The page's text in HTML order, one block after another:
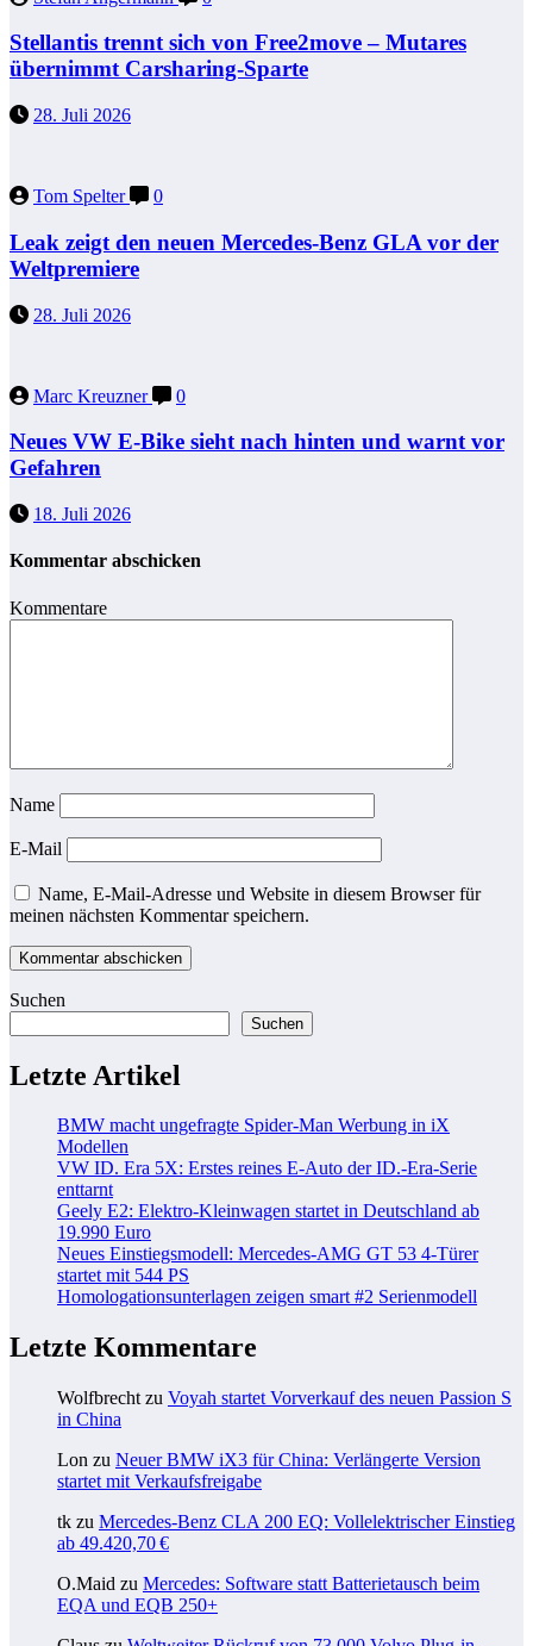
Stellantis trennt sich von Free2move – Mutares
übernimmt Carsharing-Sparte
28. Juli 2026
Tom Spelter 0
Leak zeigt den neuen Mercedes-Benz GLA vor der
Weltpremiere
28. Juli 2026
Marc Kreuzner 0
Neues VW E-Bike sieht nach hinten und warnt vor
Gefahren
18. Juli 2026
Kommentar abschicken
Kommentare
Name
E-Mail
Name, E-Mail-Adresse und Website in diesem Browser für
meinen nächsten Kommentar speichern.
Suchen
Suchen
Letzte Artikel
BMW macht ungefragte Spider-Man Werbung in iX
Modellen
VW ID. Era 5X: Erstes reines E-Auto der ID.-Era-Serie
enttarnt
Geely E2: Elektro-Kleinwagen startet in Deutschland ab
19.990 Euro
Neues Einstiegsmodell: Mercedes-AMG GT 53 4-Türer
startet mit 544 PS
Homologationsunterlagen zeigen smart #2 Serienmodell
Letzte Kommentare
Wolfbrecht zu Voyah startet Vorverkauf des neuen Passion S
in China
Lon zu Neuer BMW iX3 für China: Verlängerte Version
startet mit Verkaufsfreigabe
tk zu Mercedes-Benz CLA 200 EQ: Vollelektrischer Einstieg
ab 49.420,70 €
O.Maid zu Mercedes: Software statt Batterietausch beim
EQA und EQB 250+